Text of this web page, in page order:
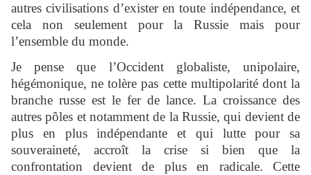
autres civilisations d’exister en toute indépendance, et
cela non seulement pour la Russie mais pour
l’ensemble du monde.
Je pense que l’Occident globaliste, unipolaire,
hégémonique, ne tolère pas cette multipolarité dont la
branche russe est le fer de lance. La croissance des
autres pôles et notamment de la Russie, qui devient de
plus en plus indépendante et qui lutte pour sa
souveraineté, accroît la crise si bien que la
confrontation devient de plus en radicale. Cette